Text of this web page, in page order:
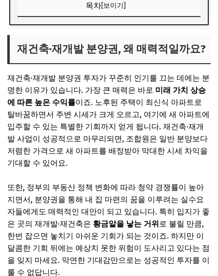
목차[보이기]
📌 지금 뜨는 꿀정보! 놓치지 마세요
추가할인 코드 WRVE6
놓치면 안 될 핵심 검토 항목 1: 사업 진행 단계와 투명성
조합 운영은 투명하게 이루어지고 있나요?
📌 지금 뜨는 꿀정보! 놓치지 마세요
추가할인 코드 WRVE6
놓치면 안 될 핵심 검토 항목 2: 추가 분담금과 입주 지연 리
스크
📌 지금 뜨는 꿀정보! 놓치지 마세요
추가할인 코드 WRVE6
놓치면 안 될 핵심 검토 항목 3: 입지 조건과 미래 가치
새 아파트가 들어설 자리는 미래 가치가 충분한가요?
📌 지금 뜨는 꿀정보! 놓치지 마세요
추가할인 코드 WRVE6
재건축·재개발 분양권, 왜 매력적일까요?
재건축·재개발 분양권 투자가 꾸준히 인기를 끄는 데에는 분
명한 이유가 있습니다. 가장 큰 매력은 바로 미래 가치 상승
에 따른 높은 수익률이죠. 노후된 주택이 최신식 아파트로
탈바꿈하면서 주변 시세가 크게 오르고, 여기에 새 아파트에
입주할 수 있는 특별한 기회까지 얻게 됩니다. 재건축·재개
발 사업이 성공적으로 마무리되면, 조합원은 일반 분양보다
저렴한 가격으로 새 아파트를 배정받아 막대한 시세 차익을
기대할 수 있어요.
또한, 정부의 부동산 정책 변화에 따라 청약 경쟁률이 높아
지면서, 분양권을 통해 내 집 마련의 꿈을 이루려는 실수요
자들에게도 매력적인 대안이 되고 있습니다. 특히 입지가 좋
은 곳의 재개발·재건축은 황금알을 낳는 거위로 불릴 만큼,
한번 잡으면 놓치기 아쉬운 기회가 되는 것이죠. 하지만 이
달콤한 기회 뒤에는 예상치 못한 위험이 도사리고 있다는 점
을 잊지 마세요. 막연한 기대감만으로는 성공적인 투자를 이
룰 수 없답니다.